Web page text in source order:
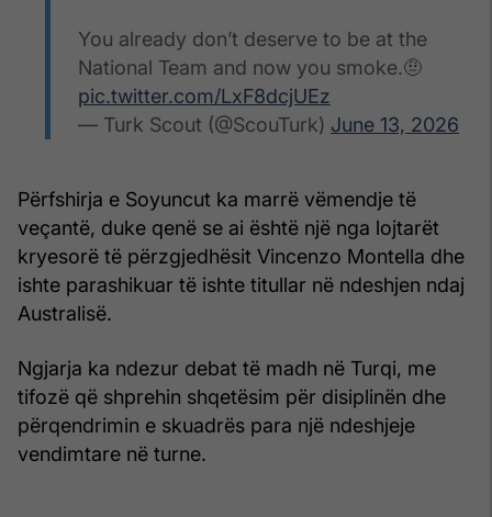
You already don’t deserve to be at the
National Team and now you smoke.🤨
pic.twitter.com/LxF8dcjUEz
— Turk Scout (@ScouTurk) June 13, 2026
Përfshirja e Soyuncut ka marrë vëmendje të
veçantë, duke qenë se ai është një nga lojtarët
kryesorë të përzgjedhësit Vincenzo Montella dhe
ishte parashikuar të ishte titullar në ndeshjen ndaj
Australisë.
Ngjarja ka ndezur debat të madh në Turqi, me
tifozë që shprehin shqetësim për disiplinën dhe
përqendrimin e skuadrës para një ndeshjeje
vendimtare në turne.